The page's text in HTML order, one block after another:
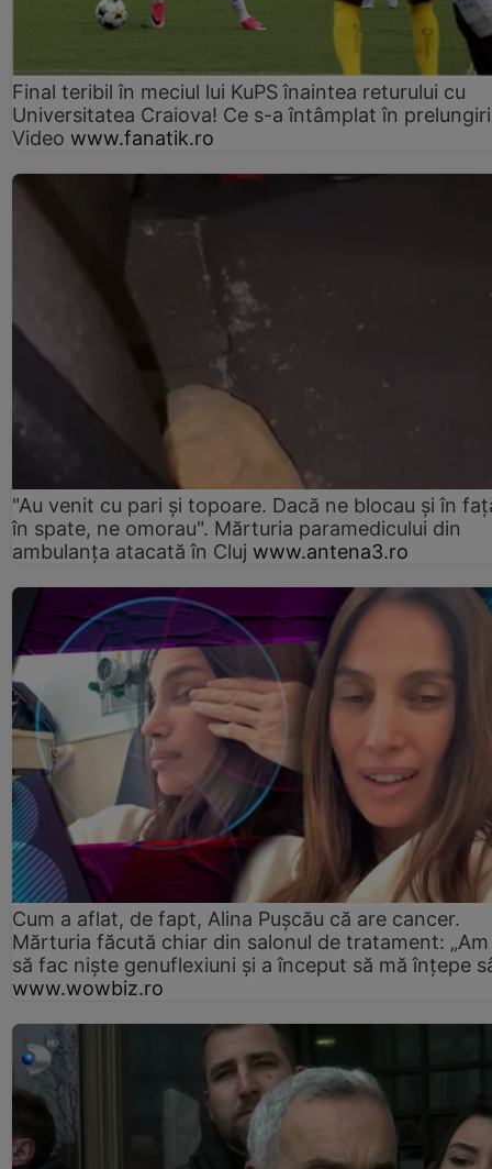
Final teribil în meciul lui KuPS înaintea returului cu
Universitatea Craiova! Ce s-a întâmplat în
Video www.fanatik.ro
"Au venit cu pari și topoare. Dacă ne blocau şi în
în spate, ne omorau". Mărturia paramedicului din
ambulanţa atacată în Cluj www.antena3.ro
Cum a aflat, de fapt, Alina Pușcău că are cancer.
Mărturia făcută chiar din salonul de tratament:
să fac niște genuflexiuni și a început să mă înțepe
www.wowbiz.ro